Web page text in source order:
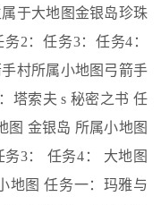
于大地图金银岛珍珠
2：任务3：任务4：
村所属小地图弓箭手
塔索夫 s 秘密之书 任
图 金银岛 所属小地图
3： 任务4： 大地图
地图 任务一：玛雅与